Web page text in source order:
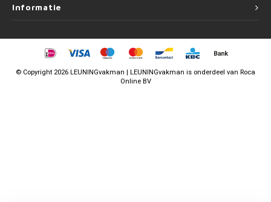
Informatie
© Copyright 2026 LEUNINGvakman | LEUNINGvakman is onderdeel van Roca
Online BV